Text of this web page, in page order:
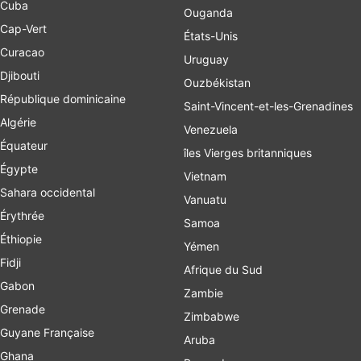
Cuba
Cap-Vert
Curacao
Djibouti
République dominicaine
Algérie
Équateur
Égypte
Sahara occidental
Érythrée
Éthiopie
Fidji
Gabon
Grenade
Guyane Française
Ghana
Ouganda
États-Unis
Uruguay
Ouzbékistan
Saint-Vincent-et-les-Grenadines
Venezuela
îles Vierges britanniques
Vietnam
Vanuatu
Samoa
Yémen
Afrique du Sud
Zambie
Zimbabwe
Aruba